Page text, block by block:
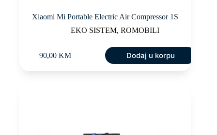
Xiaomi Mi Portable Electric Air Compressor 1S
EKO SISTEM, ROMOBILI
90,00 KM Dodaj u korpu